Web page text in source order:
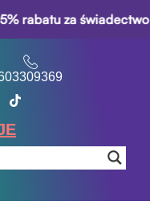
za świadectwo